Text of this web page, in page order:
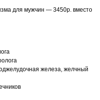
для мужчин — 3450р. вместо
железа, желчный